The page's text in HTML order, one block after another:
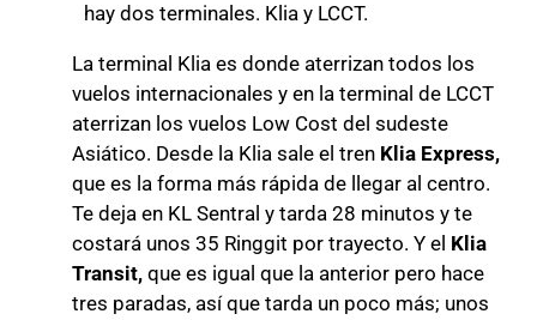
hay dos terminales. Klia y LCCT.
La terminal Klia es donde aterrizan todos los
vuelos internacionales y en la terminal de LCCT
aterrizan los vuelos Low Cost del sudeste
Asiático. Desde la Klia sale el tren Klia Express,
que es la forma más rápida de llegar al centro.
Te deja en KL Sentral y tarda 28 minutos y te
costará unos 35 Ringgit por trayecto. Y el Klia
Transit, que es igual que la anterior pero hace
tres paradas, así que tarda un poco más; unos